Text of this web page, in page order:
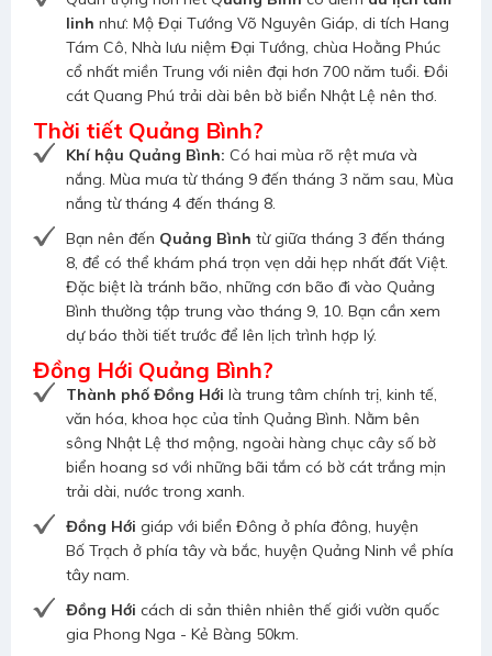
linh như: Mộ Đại Tướng Võ Nguyên Giáp, di tích Hang
Tám Cô, Nhà lưu niệm Đại Tướng, chùa Hoằng Phúc
cổ nhất miền Trung với niên đại hơn 700 năm tuổi. Đồi
cát Quang Phú trải dài bên bờ biển Nhật Lệ nên thơ.
Thời tiết Quảng Bình?
Khí hậu Quảng Bình: Có hai mùa rõ rệt mưa và
nắng. Mùa mưa từ tháng 9 đến tháng 3 năm sau, Mùa
nắng từ tháng 4 đến tháng 8.
Bạn nên đến Quảng Bình từ giữa tháng 3 đến tháng
8, để có thể khám phá trọn vẹn dải hẹp nhất đất Việt.
Đặc biệt là tránh bão, những cơn bão đi vào Quảng
Bình thường tập trung vào tháng 9, 10. Bạn cần xem
dự báo thời tiết trước để lên lịch trình hợp lý.
Đồng Hới Quảng Bình?
Thành phố Đồng Hới là trung tâm chính trị, kinh tế,
văn hóa, khoa học của tỉnh Quảng Bình. Nằm bên
sông Nhật Lệ thơ mộng, ngoài hàng chục cây số bờ
biển hoang sơ với những bãi tắm có bờ cát trắng mịn
trải dài, nước trong xanh.
Đồng Hới giáp với biển Đông ở phía đông, huyện
Bố Trạch ở phía tây và bắc, huyện Quảng Ninh về phía
tây nam.
Đồng Hới cách di sản thiên nhiên thế giới vườn quốc
gia Phong Nga - Kẻ Bàng 50km.